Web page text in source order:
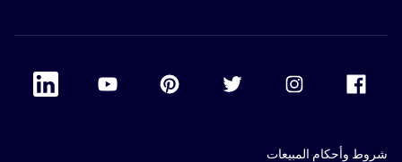
Accor Youtube
Linkedin
شروط وأحكام المبيعات